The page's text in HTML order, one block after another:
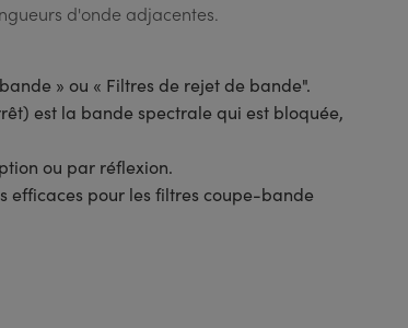
d'onde adjacentes.
» ou « Filtres de rejet de bande".
est la bande spectrale qui est bloquée,
ou par réflexion.
efficaces pour les filtres coupe-bande